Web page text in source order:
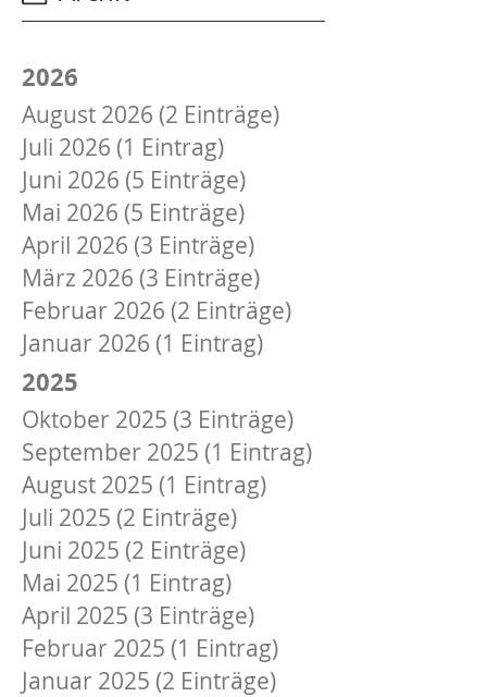
2026
August 2026 (2 Einträge)
Juli 2026 (1 Eintrag)
Juni 2026 (5 Einträge)
Mai 2026 (5 Einträge)
April 2026 (3 Einträge)
März 2026 (3 Einträge)
Februar 2026 (2 Einträge)
Januar 2026 (1 Eintrag)
2025
Oktober 2025 (3 Einträge)
September 2025 (1 Eintrag)
August 2025 (1 Eintrag)
Juli 2025 (2 Einträge)
Juni 2025 (2 Einträge)
Mai 2025 (1 Eintrag)
April 2025 (3 Einträge)
Februar 2025 (1 Eintrag)
Januar 2025 (2 Einträge)